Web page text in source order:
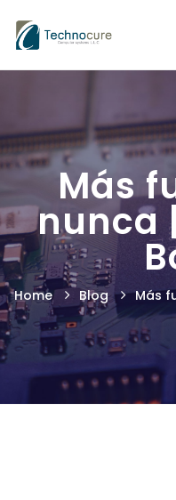
Más
nunca
Home Blog Más